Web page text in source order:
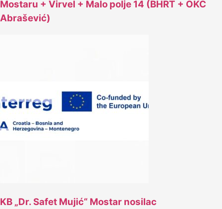
Mostaru + Virvel + Malo polje 14 (BHRT + OKC
Abrašević)
KB „Dr. Safet Mujić“ Mostar nosilac